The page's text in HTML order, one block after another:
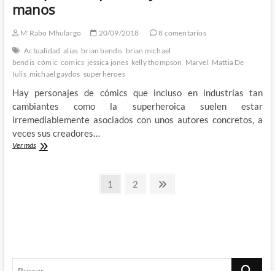
mitad
su
currículum
(otra
vez)
manos
M'Rabo Mhulargo 20/09/2018
8 comentarios
Actualidad alias brian bendis brian michael
bendis cómic comics jessica jones kelly thompson Marvel Mattia De
Iulis michael gaydos superhéroes
Hay personajes de cómics que incluso en industrias tan
cambiantes como la superheroica suelen estar
irremediablemente asociados con unos autores concretos, a
veces sus creadores…
Ver másLa
Página
1 Página
2
Buscar